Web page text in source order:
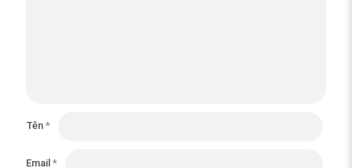
Tên *
Email *